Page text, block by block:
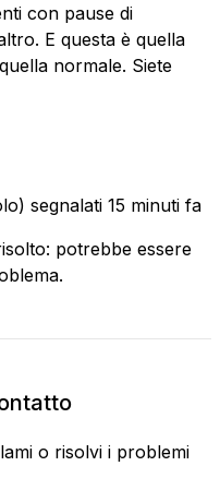
con pause di
E questa è quella
normale. Siete
segnalati 15 minuti fa
potrebbe essere
o risolvi i problemi